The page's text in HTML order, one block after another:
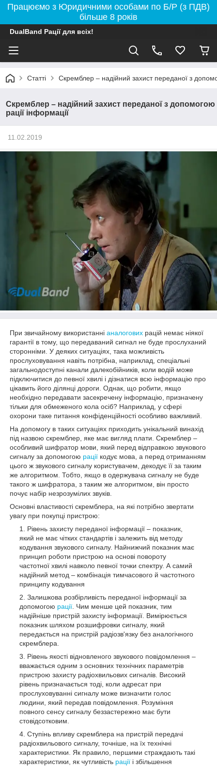
Працюємо з Юридичними особами по Б/Р (з ПДВ)
більше 8 років
DualBand Рації для всіх!
Статті Скремблер – надійний захист переданої з
Скремблер – надійний захист переданої з допомогою
рації інформації
11.02.2019
При звичайному використанні аналогових рацій немає ніякої
гарантії в тому, що передаваний сигнал не буде прослуханий
сторонніми. У деяких ситуаціях, така можливість
прослуховування навіть потрібна, наприклад, спеціальні
загальнодоступні канали далекобійників, коли водій може
підключитися до певної хвилі і дізнатися всю інформацію про
цікавить його ділянці дороги. Однак, що робити, якщо
необхідно передавати засекречену інформацію, призначену
тільки для обмеженого кола осіб? Наприклад, у сфері
охорони таке питання конфіденційності особливо важливий.
На допомогу в таких ситуаціях приходить унікальний винахід
під назвою скремблер, яке має вигляд плати. Скремблер –
особливий шифратор мови, який перед відправкою звукового
сигналу за допомогою рації кодує мова, а перед отриманням
цього ж звукового сигналу користувачем, декодує її за таким
же алгоритмом. Тобто, якщо в одержувача сигналу не буде
такого ж шифратора, з таким же алгоритмом, він просто
почує набір незрозумілих звуків.
Основні властивості скремблера, на які потрібно звертати
увагу при покупці пристрою:
Рівень захисту переданої інформації – показник,
який не має чітких стандартів і залежить від методу
кодування звукового сигналу. Найнижчий показник має
принцип роботи пристрою на основі повороту
частотної хвилі навколо певної точки спектру. А самий
надійний метод – комбінація тимчасового й частотного
принципу кодування
Залишкова розбірливість переданої інформації за
допомогою рації . Чим менше цей показник, тим
надійніше пристрій захисту інформації. Вимірюється
показник шляхом розшифровки сигналу, який
передається на пристрій радіозв'язку без аналогічного
скремблера.
Рівень якості відновленого звукового повідомлення –
вважається одним з основних технічних параметрів
пристрою захисту радіохвильових сигналів. Високий
рівень призначається тоді, коли адресат при
прослуховуванні сигналу може визначити голос
людини, який передав повідомлення. Розуміння
повного сенсу сигналу беззастережно має бути
стовідсотковим.
Ступінь впливу скремблера на пристрій передачі
радіохвильового сигналу, точніше, на їх технічні
характеристики. Як правило, першими страждають такі
характеристики, як чутливість рації і збільшення